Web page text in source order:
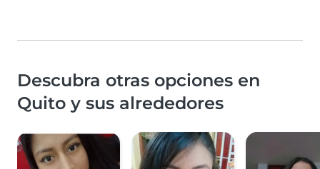
Descubra otras opciones en
Quito y sus alrededores